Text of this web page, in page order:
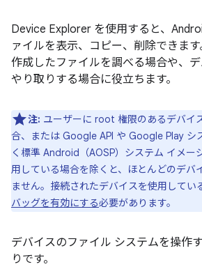
Device Explorer を使用すると、
ァイルを表示、コピー、削除できま
作成したファイルを調べる場合や、
やり取りする場合に役立ちます。
注: ユーザーに root 権限のあるデバイ
合、または Google API や Google Play シ
く標準 Android（AOSP）システム イメー
用している場合を除くと、ほとんどのデバ
ません。接続されたデバイスを使用してい
バッグを有効にする必要があります。
デバイスのファイル システムを操作
りです。